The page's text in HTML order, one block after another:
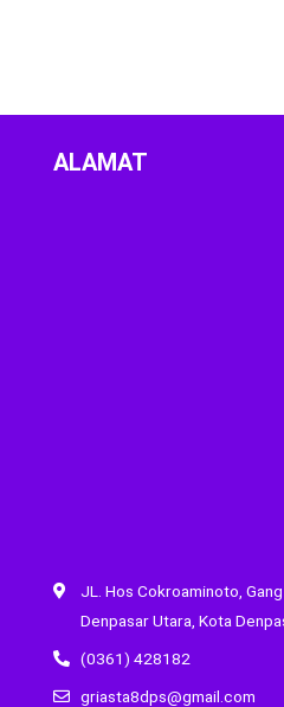
ALAMAT
JL. Hos Cokroaminoto,
Denpasar Utara, Kota
(0361) 428182
griasta8dps@gmail.com